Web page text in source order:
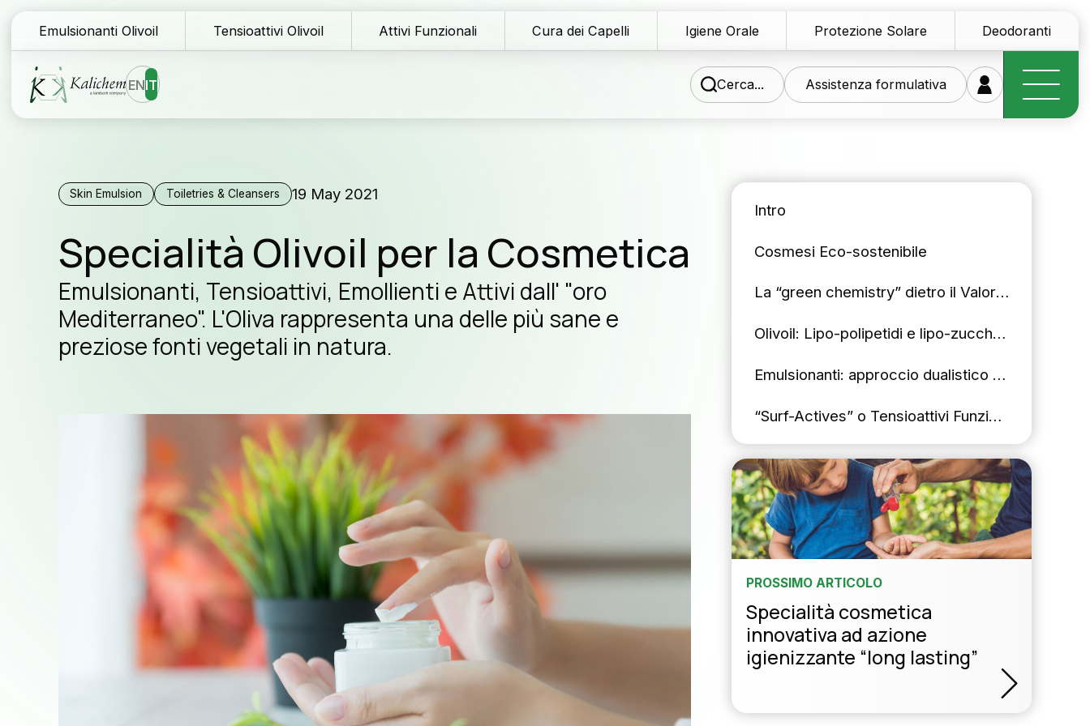
Emulsionanti Olivoil Tensioattivi Olivoil Attivi Funzionali Cura dei Capelli Igiene Orale Protezione Solare Deodoranti
ENIT Cerca... Assistenza formulativa
Homepage
Formule
Perchè Kalichem?
La nostra storia
News ed Eventi
Blog tecnico
Rete di distribuzione
Assistenza formulativa
Contattaci
Newsletter
Seguici suLinkedin
La nostra ricerca al vostro
servizio
Produttori di materie prime innovative per il settore personal
Iscriviti alla nostra newsletter
ISCRIVITI
Skin Emulsion Toiletries & Cleansers 19 May 2021
Specialità Olivoil per la Cosmetica
Emulsionanti, Tensioattivi, Emollienti e Attivi dall' "oro
Mediterraneo". L'Oliva rappresenta una delle più sane e
preziose fonti vegetali in natura.
Intro
Cosmesi Eco-sostenibile
La “green chemistry” dietro il Valore Aggiunto
Olivoil: Lipo-polipetidi e lipo-zuccheri vegetali
Emulsionanti: approccio dualistico contro la
“Surf-Actives” o Tensioattivi Funzionali:
PROSSIMO ARTICOLO
Specialità cosmetica
innovativa ad azione
igienizzante “long lasting”